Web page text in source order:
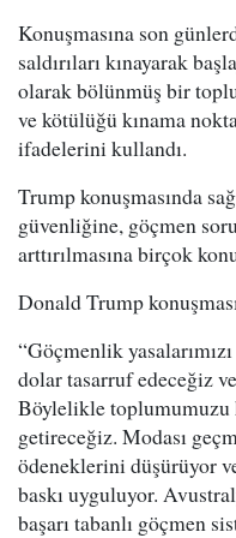
Konuşmasına son
saldırıları kınayarak
olarak bölünmüş bir
ve kötülüğü kınama
ifadelerini kullandı.
Trump konuşmasında
güvenliğine, göçmen
arttırılmasına birçok
Donald Trump
“Göçmenlik
dolar tasarruf edeceğiz
Böylelikle toplumumuzu
getireceğiz. Modası
ödeneklerini düşürüyor
baskı uyguluyor.
başarı tabanlı göçmen